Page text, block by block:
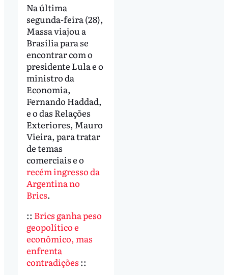
Na última
segunda-feira (28),
Massa viajou a
Brasília para se
encontrar com o
presidente Lula e o
ministro da
Economia,
Fernando Haddad,
e o das Relações
Exteriores, Mauro
Vieira, para tratar
de temas
comerciais e o
recém ingresso da
Argentina no
Brics.
:: Brics ganha peso
geopolítico e
econômico, mas
enfrenta
contradições ::